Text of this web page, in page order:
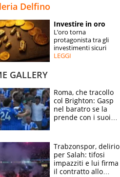
ESPERTI
CONTATTI
Delfino
Investire in oro
L’oro torna
protagonista tra gli
investimenti sicuri
LEGGI
GALLERY
Roma, che tracollo
col Brighton: Gasp
nel baratro se la
prende con i suoi
Trabzonspor, delirio
per Salah: tifosi
impazziti e lui firma
il contratto allo